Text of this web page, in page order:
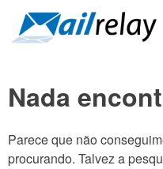
para
Nada
Parece que não
procurando. Talvez a